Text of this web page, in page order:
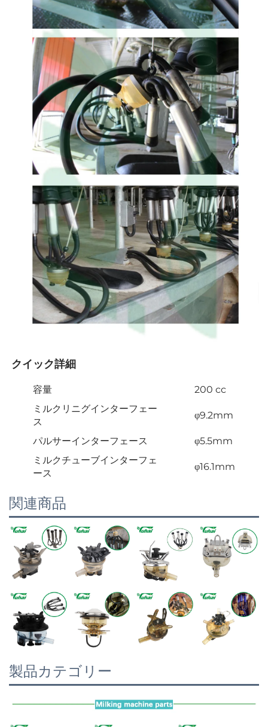
クイック詳細
容量
200 cc
ミルクリニグインターフェー
ス
φ9.2mm
パルサーインターフェース
φ5.5mm
ミルクチューブインターフェ
ース
φ16.1mm
関連商品
製品カテゴリー